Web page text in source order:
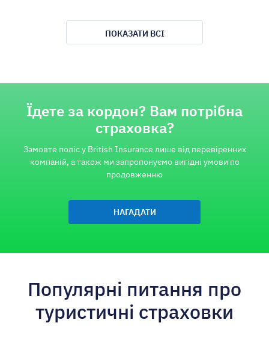
ПОКАЗАТИ ВСІ
Їдете за кордон? Вам потрібна
страховка?
Замовте поліс у British Insurance лише від перевіренних
компаній, а також ми запропонуємо вигідні умови по
продовженню
НАГАДАТИ
Популярні питання про
туристичні страховки